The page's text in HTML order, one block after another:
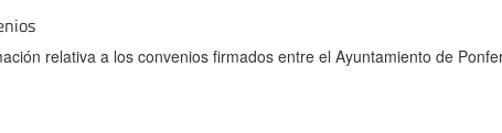
relativa a los convenios firmados entre el Ayuntamiento de